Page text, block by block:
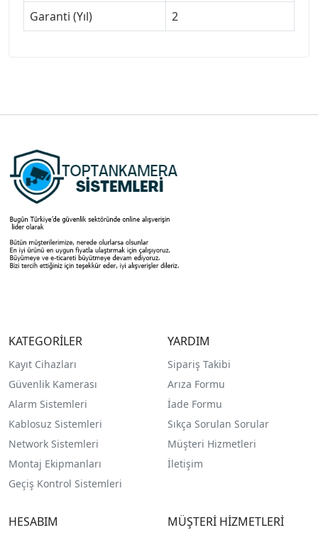
Garanti (Yıl)
2
KATEGORİLER
Kayıt Cihazları
Güvenlik Kamerası
Alarm Sistemleri
Kablosuz Sistemleri
Network Sistemleri
Montaj Ekipmanları
Geçiş Kontrol Sistemleri
YARDIM
Sipariş Takibi
Arıza Formu
İade Formu
Sıkça Sorulan Sorular
Müşteri Hizmetleri
İletişim
HESABIM MÜŞTERİ HİZMETLERİ